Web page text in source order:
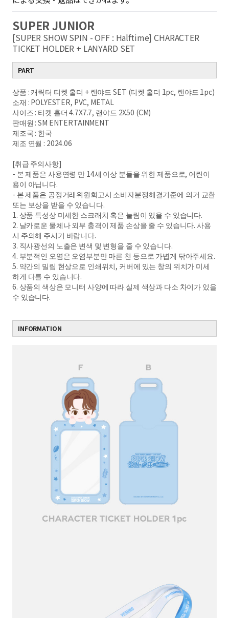
SUPER JUNIOR
[SUPER SHOW SPIN - OFF : Halftime] CHARACTER
TICKET HOLDER + LANYARD SET
PART
상품 : 캐릭터 티켓 홀더 + 랜야드 SET (티켓 홀더 1pc, 랜야드 1pc)
소재 : POLYESTER, PVC, METAL
사이즈 : 티켓 홀더 4.7X7.7, 랜야드 2X50 (CM)
판매원 : SM ENTERTAINMENT
제조국 : 한국
제조 연월 : 2024.06
[취급 주의사항]
- 본 제품은 사용연령 만 14세 이상 분들을 위한 제품으로, 어린이
용이 아닙니다.
- 본 제품은 공정거래위원회고시 소비자분쟁해결기준에 의거 교환
또는 보상을 받을 수 있습니다.
1. 상품 특성상 미세한 스크래치 혹은 눌림이 있을 수 있습니다.
2. 날카로운 물체나 외부 충격이 제품 손상을 줄 수 있습니다. 사용
시 주의해 주시기 바랍니다.
3. 직사광선의 노출은 변색 및 변형을 줄 수 있습니다.
4. 부분적인 오염은 오염부분만 마른 천 등으로 가볍게 닦아주세요.
5. 약간의 밀림 현상으로 인쇄위치, 커버에 있는 창의 위치가 미세
하게 다를 수 있습니다.
6. 상품의 색상은 모니터 사양에 따라 실제 색상과 다소 차이가 있을
수 있습니다.
INFORMATION